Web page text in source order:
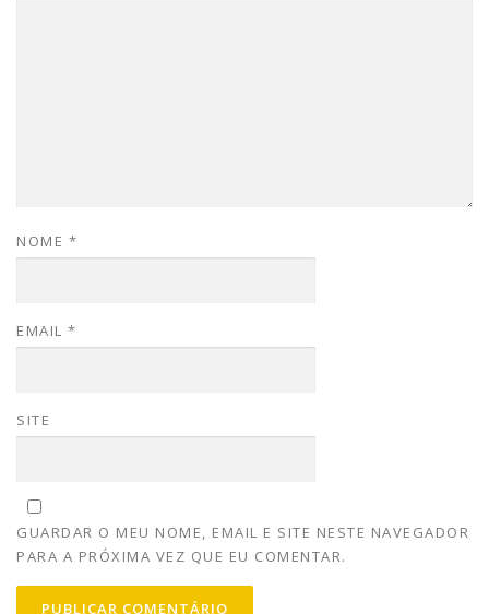
NOME *
EMAIL *
SITE
GUARDAR O MEU NOME, EMAIL E SITE NESTE NAVEGADOR
PARA A PRÓXIMA VEZ QUE EU COMENTAR.